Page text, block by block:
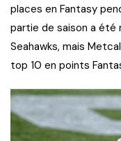
places en Fantasy
partie de saison a été
Seahawks, mais
top 10 en points